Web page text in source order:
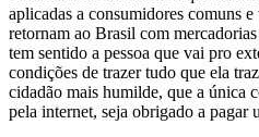
aplicadas a consumidores comuns
retornam ao Brasil com
tem sentido a pessoa que vai pro
condições de trazer tudo que ela
cidadão mais humilde, que a única
pela internet, seja obrigado a pagar